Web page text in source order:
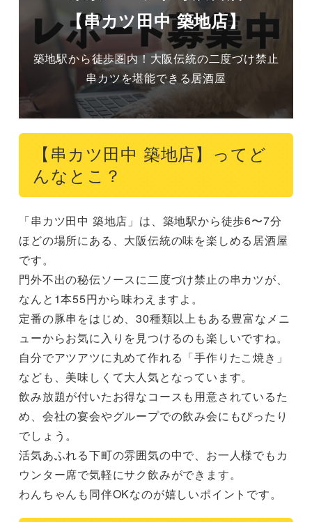
【串カツ田中 築地店】
築地駅から徒歩圏内！大阪伝統の二度づけ禁止
串カツを堪能できる居酒屋
【串カツ田中 築地店】ってど
んなとこ？
「串カツ田中 築地店」は、築地駅から徒歩6〜7分
ほどの場所にある、大阪伝統の味を楽しめる居酒屋
です。
門外不出の秘伝ソースに二度づけ禁止の串カツが、
なんと1本55円から味わえますよ。
定番の豚串をはじめ、30種類以上もある豊富なメニ
ューからお気に入りを見つけるのも楽しいですね。
自分でアツアツに丸めて作れる「手作りたこ焼き」
なども、美味しくて大人気となっています。
飲み放題が付いたお得なコースも用意されているた
め、会社の宴会やグループでの飲み会にもぴったり
でしょう。
活気あふれる下町の雰囲気の中で、お一人様でもカ
ウンター席で気軽にサク飲みができます。
わんちゃんも同伴OKなのが嬉しいポイントです。